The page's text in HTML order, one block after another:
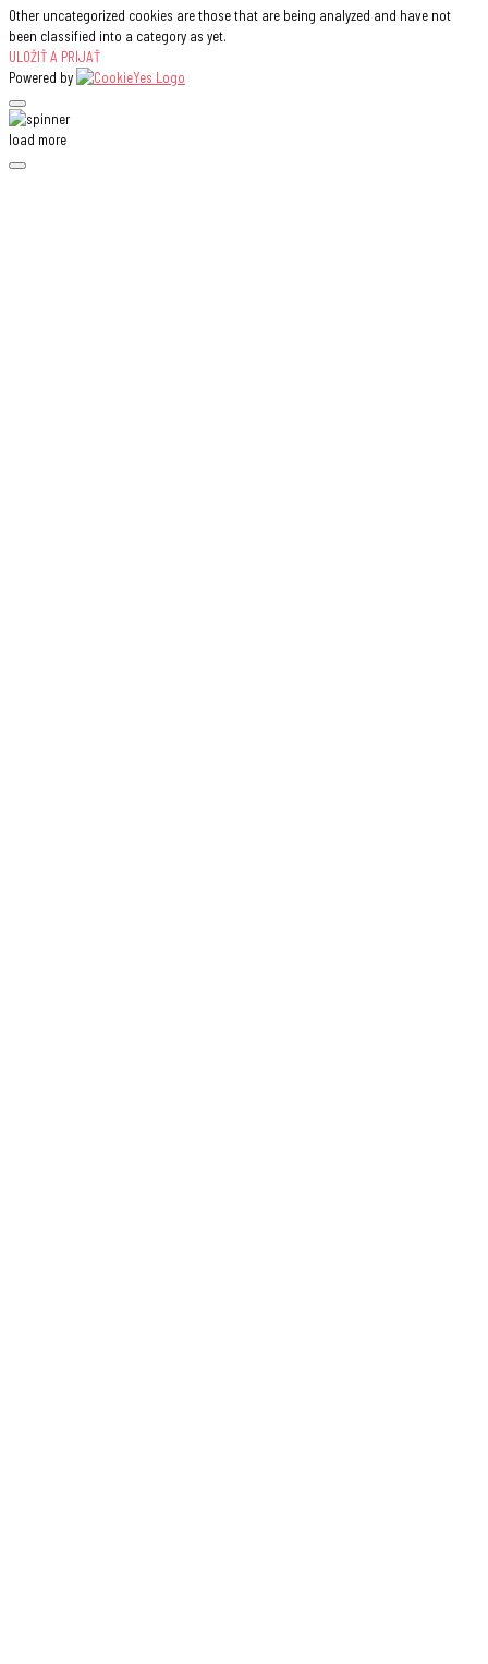
Other uncategorized cookies are those that are being analyzed and have not
been classified into a category as yet.
ULOŽIŤ A PRIJAŤ
Powered by
load more